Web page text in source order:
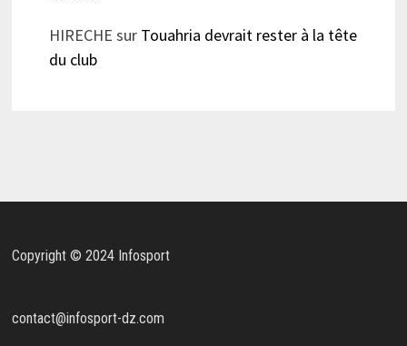
HIRECHE sur Touahria devrait rester à la tête
du club
Copyright © 2024 Infosport
contact@infosport-dz.com